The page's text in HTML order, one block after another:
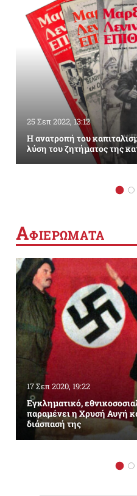
25 Σεπ 2022, 13:12
Η ανατροπή του
λύση του ζητήματος της
ΑΦΙΕΡΩΜΑΤΑ
17 Σεπ 2020, 19:22
Εγκληματικό,
παραμένει η Χρυσή Αυγή
διάσπασή της